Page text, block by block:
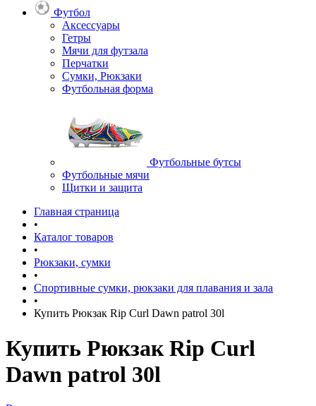
Футбол
Аксессуары
Гетры
Мячи для футзала
Перчатки
Сумки, Рюкзаки
Футбольная форма
Футбольные бутсы
Футбольные мячи
Щитки и защита
Главная страница
•
Каталог товаров
•
Рюкзаки, сумки
•
Спортивные сумки, рюкзаки для плавания и зала
•
Купить Рюкзак Rip Curl Dawn patrol 30l
Купить Рюкзак Rip Curl
Dawn patrol 30l